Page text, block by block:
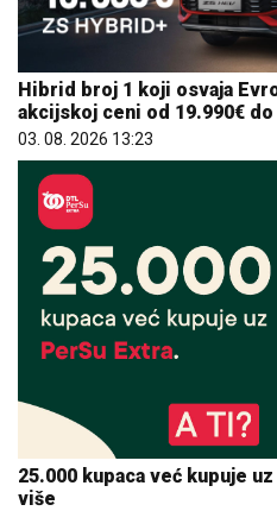
Hibrid broj 1 koji osvaja
akcijskoj ceni od 19.990€ do
03. 08. 2026 13:23
25.000 kupaca već kupuje
više